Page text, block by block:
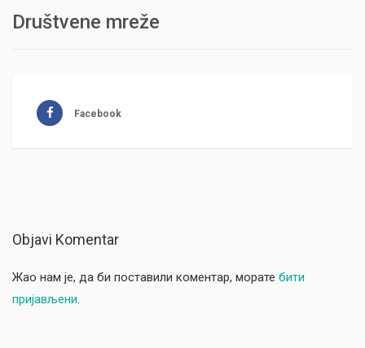
Društvene mreže
Facebook
Objavi Komentar
Жао нам је, да би поставили коментар, морате бити
пријављени